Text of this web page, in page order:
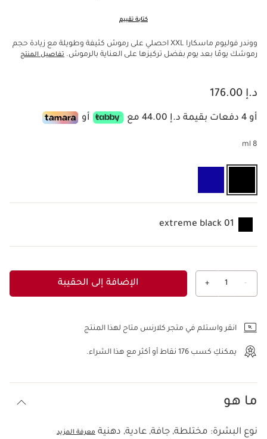
كتابة تقييم
ووندر فوليوم ماسكارا XXL احصلي على رموش كثيفة وطويلة مع زيادة حجم
رموشك يومًا بعد يوم بفضل تركيزها على العناية بالرموش. تفاصيل المنتج
السعر الحالي هو د.إ 176.00
د.إ 176.00
أو 4 دفعات بقيمة د.إ 44.00 مع أو
8 ml
01 extreme black
-
1
+ الإضافة إلى الحقيبة
انقر واستلم في متجر كلارنس متاح لهذا المنتج
يمكنكِ كسب 176 نقاط أو أكثر مع هذا الشراء.
ما هو
نوع البشرة: مختلطة, جافة, عادية, دهنية معرفة المزيد